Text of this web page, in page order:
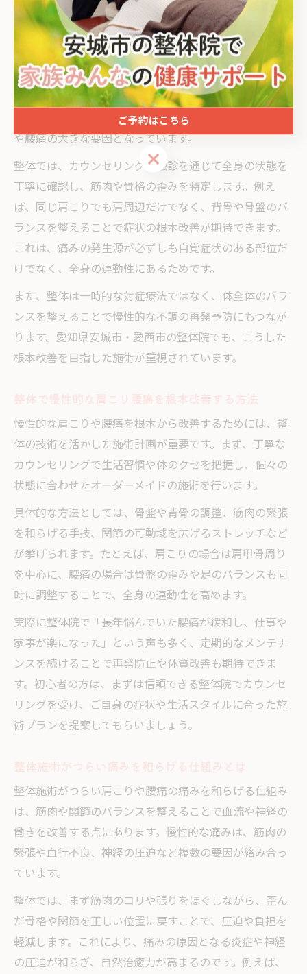
整体が肩こり腰痛に効果的な理由を徹底解説
整体が肩こりや腰痛に効果的とされる理由は、単なる筋
肉のもみほぐしだけでなく、骨格や関節の歪み、筋肉の
バランス、姿勢の乱れなど根本的な原因にアプローチす
る点にあります。現代人は長時間のデスクワークやスマ
ートフォンの使用による姿勢不良が多く、これが肩こり
や腰痛の大きな要因となっています。
整体では、カウンセリングや触診を通じて全身の状態を
丁寧に確認し、筋肉や骨格の歪みを特定します。例え
ば、同じ肩こりでも肩周辺だけでなく、背骨や骨盤のバ
ランスを整えることで症状の根本改善が期待できます。
これは、痛みの発生源が必ずしも自覚症状のある部位だ
けでなく、全身の連動性にあるためです。
また、整体は一時的な対症療法ではなく、体全体のバラ
ンスを整えることで慢性的な不調の再発予防にもつなが
ります。愛知県安城市・愛西市の整体院でも、こうした
根本改善を目指した施術が重視されています。
慢性的な肩こりや腰痛を根本から改善するためには、整
体の技術を活かした施術計画が重要です。まず、丁寧な
カウンセリングで生活習慣や体のクセを把握し、個々の
状態に合わせたオーダーメイドの施術を行います。
具体的な方法としては、骨盤や背骨の調整、筋肉の緊張
を和らげる手技、関節の可動域を広げるストレッチなど
が挙げられます。たとえば、肩こりの場合は肩甲骨周り
を中心に、腰痛の場合は骨盤の歪みや足のバランスも同
時に調整することで、全身の連動性を高めます。
実際に整体院で「長年悩んでいた腰痛が緩和し、仕事や
家事が楽になった」という声も多く、定期的なメンテナ
ンスを続けることで再発防止や体質改善も期待できま
す。初心者の方は、まずは信頼できる整体院でカウンセ
リングを受け、ご自身の症状や生活スタイルに合った施
術プランを提案してもらいましょう。
整体施術がつらい肩こりや腰痛の痛みを和らげる仕組み
は、筋肉や関節のバランスを整えることで血流や神経の
働きを改善する点にあります。慢性的な痛みは、筋肉の
緊張や血行不良、神経の圧迫など複数の要因が絡み合っ
ています。
整体では、まず筋肉のコリや張りをほぐしながら、歪ん
だ骨格や関節を正しい位置に戻すことで、圧迫や負担を
軽減します。これにより、痛みの原因となる炎症や神経
の圧迫が和らぎ、自然治癒力が高まるのです。例えば、
ご予約はこちら
ご予約はこちら